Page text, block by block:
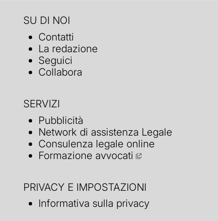
SU DI NOI
Contatti
La redazione
Seguici
Collabora
SERVIZI
Pubblicità
Network di assistenza Legale
Consulenza legale online
Formazione avvocati
PRIVACY E IMPOSTAZIONI
Informativa sulla privacy